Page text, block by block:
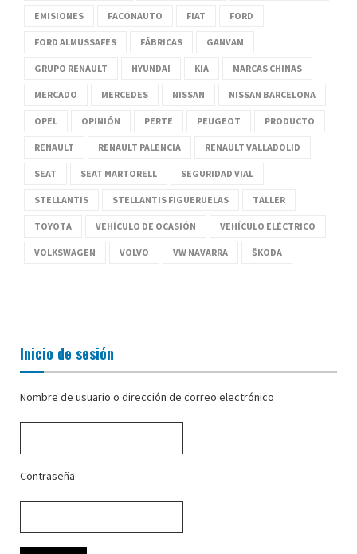
EMISIONES FACONAUTO FIAT FORD
FORD ALMUSSAFES FÁBRICAS GANVAM
GRUPO RENAULT HYUNDAI KIA MARCAS CHINAS
MERCADO MERCEDES NISSAN NISSAN BARCELONA
OPEL OPINIÓN PERTE PEUGEOT PRODUCTO
RENAULT RENAULT PALENCIA RENAULT VALLADOLID
SEAT SEAT MARTORELL SEGURIDAD VIAL
STELLANTIS STELLANTIS FIGUERUELAS TALLER
TOYOTA VEHÍCULO DE OCASIÓN VEHÍCULO ELÉCTRICO
VOLKSWAGEN VOLVO VW NAVARRA ŠKODA
Inicio de sesión
Nombre de usuario o dirección de correo electrónico
Contraseña